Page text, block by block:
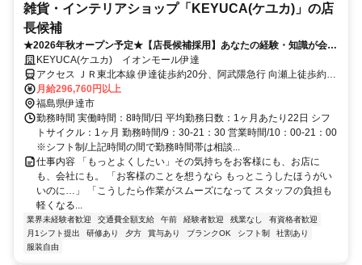
雑貨・インテリアショップ「KEYUCA(ケユカ)」の店
長候補
★2026年秋オープン予定★【店長候補採用】あなたの経験・知識が会社
をより良くする！ライフスタイルショップの店長候補／残業月2～5時間
／個人ノルマなし
KEYUCA(ケユカ) イオンモール伊達
アクセス ＪＲ東北本線 伊達徒歩約20分、阿武隈急行 向瀬上徒歩約44
分、ＪＲ東北本線 桑折徒歩約47分
月給296,760円以上
福島県伊達市
勤務時間 実働時間：8時間/日 平均勤務日数：1ヶ月あたり22日 シフ
トサイクル：1ヶ月 勤務時間/9：30-21：30 営業時間/10：00-21：00
※シフト制/上記時間の間で勤務時間帯は相談...
仕事内容 「もっとよくしたい」その気持ちをお客様にも、お店に
も、会社にも。 「お客様のことを想うなら もっとこうしたほうがい
いのに…」 「こうしたら作業がスムーズになって スタッフの負担も
軽くなる...
業界未経験者歓迎 交通費全額支給 午前 経験者歓迎 残業なし
有資格者歓迎
月1シフト提出
研修あり 夕方 賞与あり ブランクOK シフト制
社割あり
服装自由